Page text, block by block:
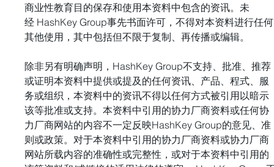
商业性教育目的保存和使用本资料中包含的资讯。未
经 HashKey Group事先书面许可，不得对本资料进行任何
其他使用，其中包括但不限于复制、再传播或编辑。
除非另有明确声明，HashKey Group不支持、批准、推荐
或证明本资料中提供或提及的任何资讯、产品、程式、服
务或组织，本资料中的资讯不得以任何方式被引用以暗示
该等批准或支持。本资料中引用的协力厂商资料或任何协
力厂商网站的内容不一定反映HashKey Group的意见、准
则或政策。对于本资料中引用的协力厂商资料或协力厂商
网站所载内容的准确性或完整性，或对于本资料中引用的